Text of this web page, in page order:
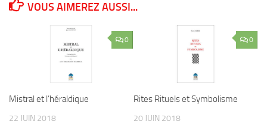
VOUS AIMEREZ AUSSI...
0
Mistral et l’héraldique
22 JUIN 2018
0
Rites Rituels et Symbolisme
20 JUIN 2018